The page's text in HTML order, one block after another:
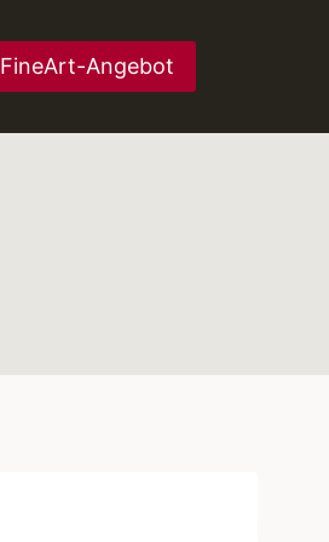
FineArt-Angebot